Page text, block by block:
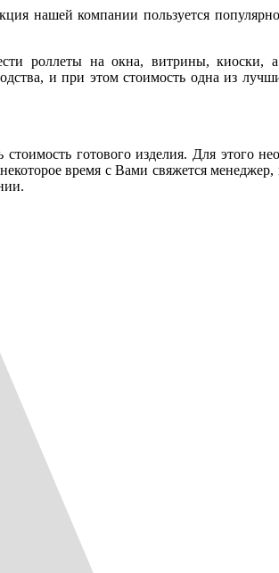
нашей компании пользуется
роллеты на окна, витрины, киоски,
и при этом стоимость одна из
готового изделия. Для этого
время с Вами свяжется